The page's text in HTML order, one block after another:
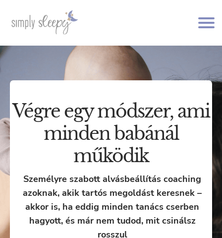
Végre egy módszer, ami
minden babánál
működik
Személyre szabott alvásbeállítás coaching
azoknak, akik tartós megoldást keresnek –
akkor is, ha eddig minden tanács cserben
hagyott, és már nem tudod, mit csinálsz
rosszul